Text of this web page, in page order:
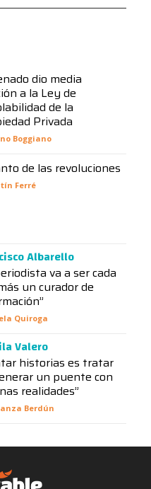
dio media
a la Ley de
de la
Privada
Boggiano
de las revoluciones
Ferré
Albarello
va a ser cada
un curador de
Quiroga
Valero
historias es tratar
un puente con
realidades”
Berdún